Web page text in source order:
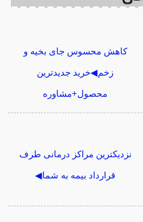
کاهش محسوس جای بخیه و
زخم◀خرید جدیدترین
محصول+مشاوره
نزدیکترین مراکز درمانی طرف
قرارداد بیمه به شما◀